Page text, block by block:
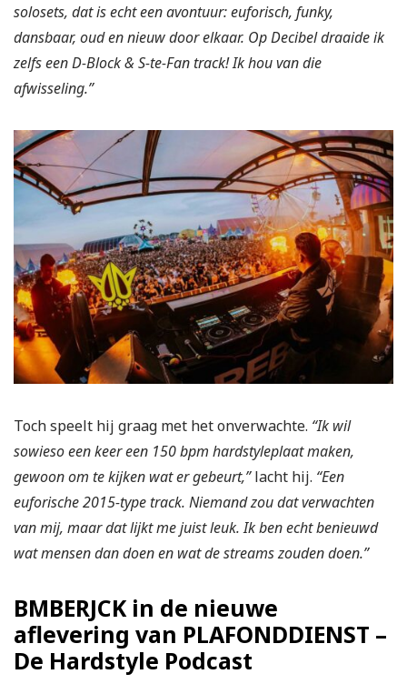
solosets, dat is echt een avontuur: euforisch, funky,
dansbaar, oud en nieuw door elkaar. Op Decibel draaide ik
zelfs een D-Block & S-te-Fan track! Ik hou van die
afwisseling.”
Toch speelt hij graag met het onverwachte. “Ik wil
sowieso een keer een 150 bpm hardstyleplaat maken,
gewoon om te kijken wat er gebeurt,”lacht hij. “Een
euforische 2015-type track. Niemand zou dat verwachten
van mij, maar dat lijkt me juist leuk. Ik ben echt benieuwd
wat mensen dan doen en wat de streams zouden doen.”
BMBERJCK in de nieuwe
aflevering van PLAFONDDIENST –
De Hardstyle Podcast